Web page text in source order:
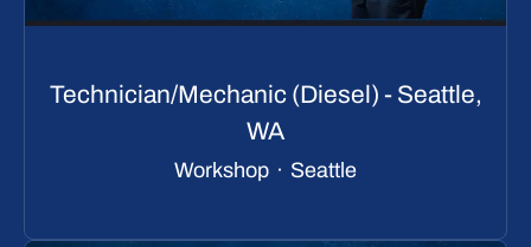
Technician/Mechanic (Diesel) - Seattle,
WA
Workshop · Seattle